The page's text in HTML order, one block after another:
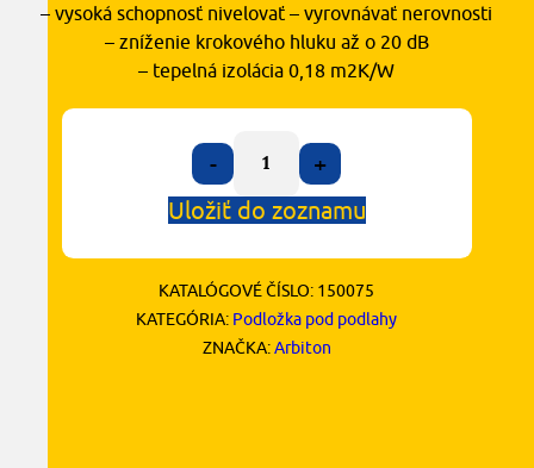
– vysoká schopnosť nivelovať – vyrovnávať nerovnosti
– zníženie krokového hluku až o 20 dB
– tepelná izolácia 0,18 m2K/W
-
+
Uložiť do zoznamu
KATALÓGOVÉ ČÍSLO: 150075
KATEGÓRIA: Podložka pod podlahy
ZNAČKA:Arbiton